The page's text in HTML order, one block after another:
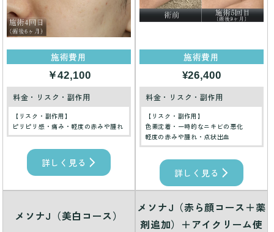
施術費用
￥42,100
料金・リスク・副作用
【リスク・副作用】
ピリピリ感・痛み・軽度の赤みや腫れ
詳しく見る
施術費用
¥26,400
料金・リスク・副作用
【リスク・副作用】
色素沈着・一時的なニキビの悪化
軽度の赤みや腫れ・点状出血
詳しく見る
メソナJ（美白コース）
メソナJ（赤ら顔コース＋薬
剤追加）＋アイクリーム使